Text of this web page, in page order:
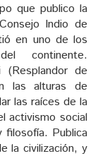
que publico la
Indio de
en uno de los
continente.
de
las alturas de
las raíces de la
activismo social
Publica
la civilización, y